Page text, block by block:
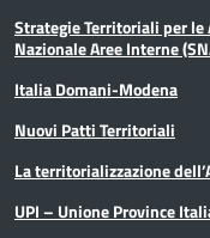
Strategie Territoriali per le
Nazionale Aree Interne
Italia Domani-Modena
Nuovi Patti Territoriali
La territorializzazione
UPI – Unione Province